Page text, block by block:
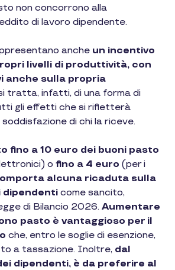
non concorrono alla
di lavoro dipendente.
anche un incentivo
livelli di produttività, con
anche sulla propria
tratta, infatti, di una forma di
gli effetti che si rifletterà
soddisfazione di chi la riceve.
fino a 10 euro dei buoni pasto
o fino a 4 euro (per i
alcuna ricaduta sulla
dipendenti come sancito,
di Bilancio 2026. Aumentare
pasto è vantaggioso per il
che, entro le soglie di esenzione,
a tassazione. Inoltre, dal
dipendenti, è da preferire al